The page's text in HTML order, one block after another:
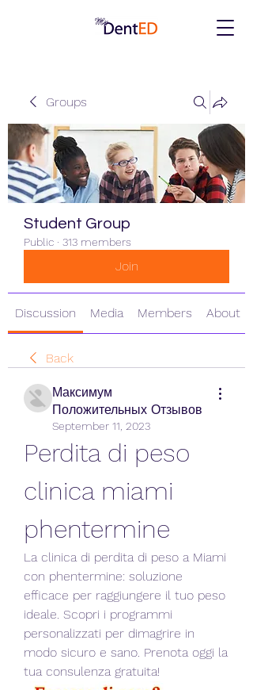
Groups
Student Group
Public · 313 members
Join
Discussion Media Members About
Back
Максимум
Положительных Отзывов
September 11, 2023
Perdita di peso
clinica miami
phentermine
La clinica di perdita di peso a Miami
con phentermine: soluzione
efficace per raggiungere il tuo peso
ideale. Scopri i programmi
personalizzati per dimagrire in
modo sicuro e sano. Prenota oggi la
tua consulenza gratuita!